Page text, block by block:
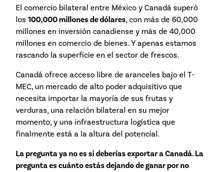
El comercio bilateral entre México y Canadá superó
los 100,000 millones de dólares, con más de 60,000
millones en inversión canadiense y más de 40,000
millones en comercio de bienes. Y apenas estamos
rascando la superficie en el sector de frescos.
Canadá ofrece acceso libre de aranceles bajo el T-
MEC, un mercado de alto poder adquisitivo que
necesita importar la mayoría de sus frutas y
verduras, una relación bilateral en su mejor
momento, y una infraestructura logística que
finalmente está a la altura del potencial.
La pregunta ya no es si deberías exportar a Canadá. La
pregunta es cuánto estás dejando de ganar por no